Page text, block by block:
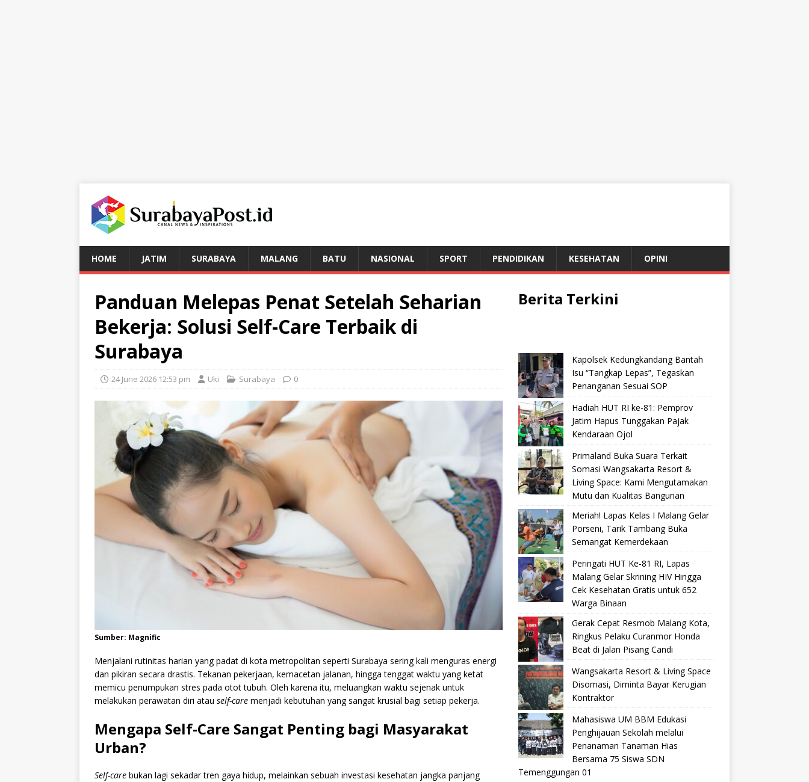
HOME JATIM SURABAYA MALANG BATU NASIONAL SPORT PENDIDIKAN KESEHATAN OPINI
Panduan Melepas Penat Setelah Seharian
Bekerja: Solusi Self-Care Terbaik di
Surabaya
24 June 2026 12:53 pm Uki Surabaya 0
Sumber: Magnific
Menjalani rutinitas harian yang padat di kota metropolitan seperti Surabaya sering kali menguras energi
dan pikiran secara drastis. Tekanan pekerjaan, kemacetan jalanan, hingga tenggat waktu yang ketat
memicu penumpukan stres pada otot tubuh. Oleh karena itu, meluangkan waktu sejenak untuk
melakukan perawatan diri atau self-care menjadi kebutuhan yang sangat krusial bagi setiap pekerja.
Mengapa Self-Care Sangat Penting bagi Masyarakat
Urban?
Self-care bukan lagi sekadar tren gaya hidup, melainkan sebuah investasi kesehatan jangka panjang
Berita Terkini
Kapolsek Kedungkandang Bantah
Isu “Tangkap Lepas”, Tegaskan
Penanganan Sesuai SOP
Hadiah HUT RI ke-81: Pemprov
Jatim Hapus Tunggakan Pajak
Kendaraan Ojol
Primaland Buka Suara Terkait
Somasi Wangsakarta Resort &
Living Space: Kami Mengutamakan
Mutu dan Kualitas Bangunan
Meriah! Lapas Kelas I Malang Gelar
Porseni, Tarik Tambang Buka
Semangat Kemerdekaan
Peringati HUT Ke-81 RI, Lapas
Malang Gelar Skrining HIV Hingga
Cek Kesehatan Gratis untuk 652
Warga Binaan
Gerak Cepat Resmob Malang Kota,
Ringkus Pelaku Curanmor Honda
Beat di Jalan Pisang Candi
Wangsakarta Resort & Living Space
Disomasi, Diminta Bayar Kerugian
Kontraktor
Mahasiswa UM BBM Edukasi
Penghijauan Sekolah melalui
Penanaman Tanaman Hias
Bersama 75 Siswa SDN
Temenggungan 01